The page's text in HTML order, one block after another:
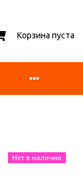
Корзина пуста
Нет в наличии